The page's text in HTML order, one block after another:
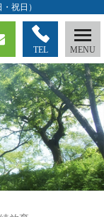
TEL